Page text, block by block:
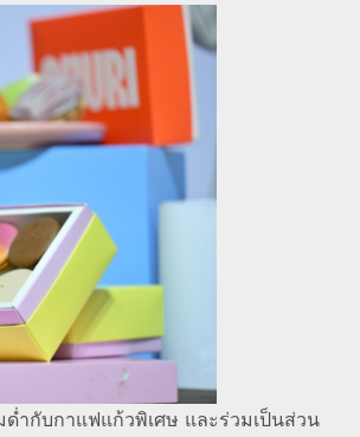
ำกับกาแฟแก้วพิเศษ และร่วมเป็นส่วน